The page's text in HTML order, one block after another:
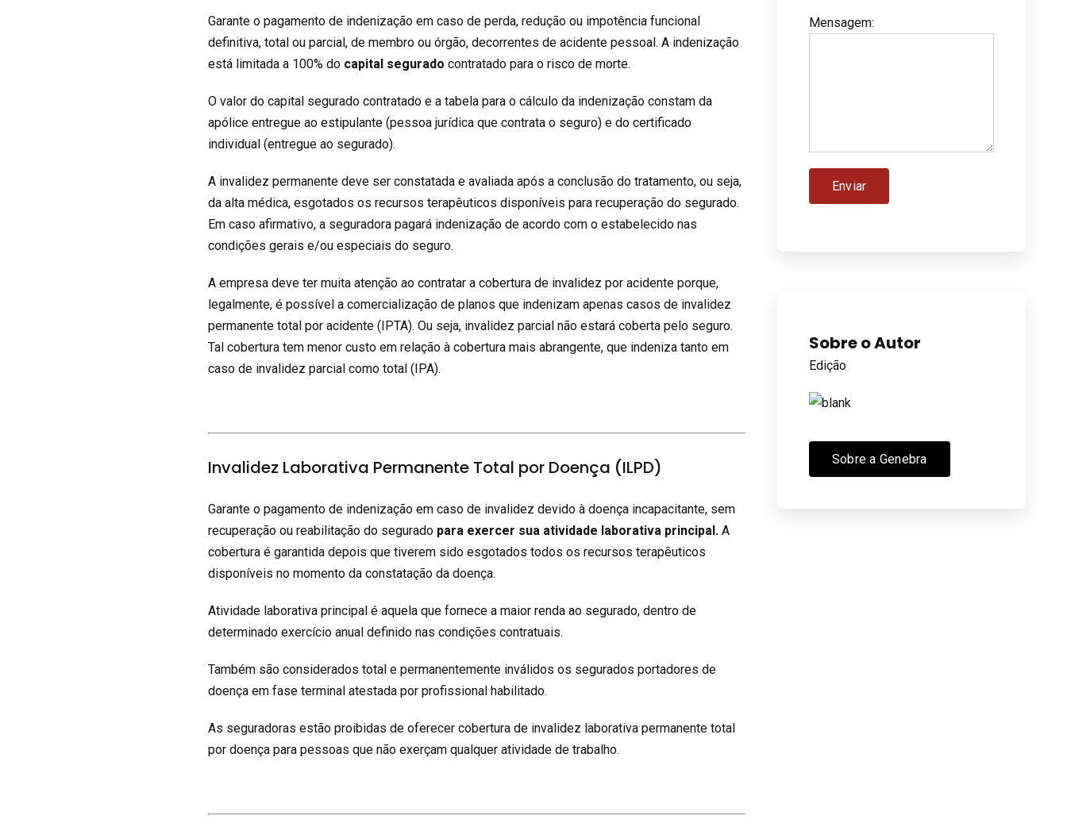
Garante o pagamento de indenização em caso de perda, redução ou impotência funcional
definitiva, total ou parcial, de membro ou órgão, decorrentes de acidente pessoal. A indenização
está limitada a 100% do capital segurado contratado para o risco de morte.
O valor do capital segurado contratado e a tabela para o cálculo da indenização constam da
apólice entregue ao estipulante (pessoa jurídica que contrata o seguro) e do certificado
individual (entregue ao segurado).
A invalidez permanente deve ser constatada e avaliada após a conclusão do tratamento, ou seja,
da alta médica, esgotados os recursos terapêuticos disponíveis para recuperação do segurado.
Em caso afirmativo, a seguradora pagará indenização de acordo com o estabelecido nas
condições gerais e/ou especiais do seguro.
A empresa deve ter muita atenção ao contratar a cobertura de invalidez por acidente porque,
legalmente, é possível a comercialização de planos que indenizam apenas casos de invalidez
permanente total por acidente (IPTA). Ou seja, invalidez parcial não estará coberta pelo seguro.
Tal cobertura tem menor custo em relação à cobertura mais abrangente, que indeniza tanto em
caso de invalidez parcial como total (IPA).
Invalidez Laborativa Permanente Total por Doença (ILPD)
Garante o pagamento de indenização em caso de invalidez devido à doença incapacitante, sem
recuperação ou reabilitação do segurado para exercer sua atividade laborativa principal. A
cobertura é garantida depois que tiverem sido esgotados todos os recursos terapêuticos
disponíveis no momento da constatação da doença.
Atividade laborativa principal é aquela que fornece a maior renda ao segurado, dentro de
determinado exercício anual definido nas condições contratuais.
Também são considerados total e permanentemente inválidos os segurados portadores de
doença em fase terminal atestada por profissional habilitado.
As seguradoras estão proibidas de oferecer cobertura de invalidez laborativa permanente total
por doença para pessoas que não exerçam qualquer atividade de trabalho.
Mensagem:
Sobre o Autor
Edição
Sobre a Genebra